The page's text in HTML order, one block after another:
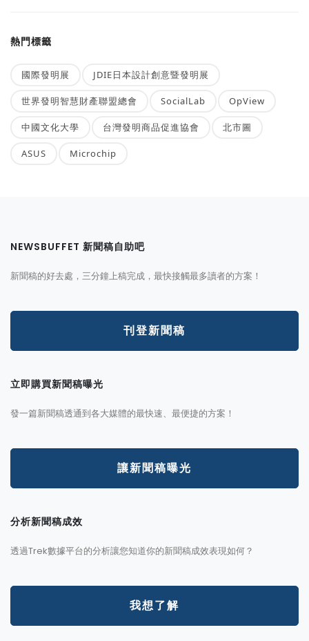
熱門標籤
國際發明展 JDIE日本設計創意暨發明展
世界發明智慧財產聯盟總會 SocialLab OpView
中國文化大學 台灣發明商品促進協會 北市圖
ASUS Microchip
NEWSBUFFET 新聞稿自助吧
新聞稿的好去處，三分鐘上稿完成，最快接觸最多讀者的方案！
刊登新聞稿
立即購買新聞稿曝光
發一篇新聞稿透通到各大媒體的最快速、最便捷的方案！
讓新聞稿曝光
分析新聞稿成效
透過Trek數據平台的分析讓您知道你的新聞稿成效表現如何？
我想了解